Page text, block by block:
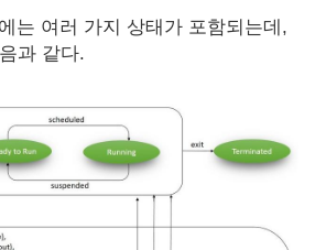
는 여러 가지 상태가 포함되는데,
과 같다.